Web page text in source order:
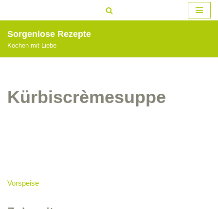
Inhalt
springen
Sorgenlose Rezepte
Kochen mit Liebe
Kürbiscrèmesuppe
Vorspeise